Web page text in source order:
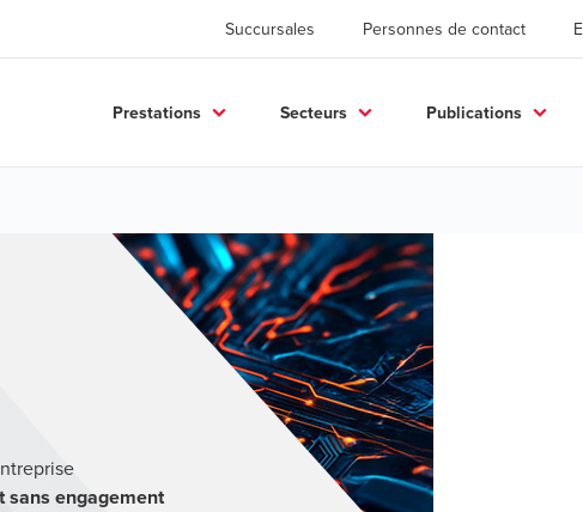
Succursales Personnes de contact
Prestations Secteurs Publications
sans engagement